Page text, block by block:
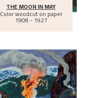
THE MOON IN MAY
Color woodcut on paper
1908 - 1927